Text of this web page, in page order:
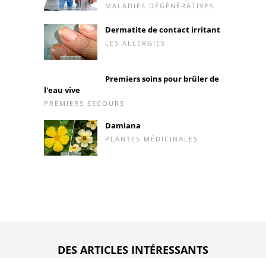
MALADIES DÉGÉNÉRATIVES
Dermatite de contact irritant
LES ALLERGIES
Premiers soins pour brûler de
l'eau vive
PREMIERS SECOURS
Damiana
PLANTES MÉDICINALES
DES ARTICLES INTÉRESSANTS